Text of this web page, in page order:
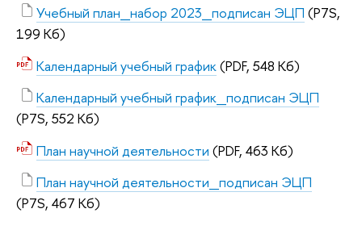
Учебный план_набор 2023_подписан ЭЦП (P7S,
199 Кб)
Календарный учебный график(PDF, 548 Кб)
Календарный учебный график_подписан ЭЦП
(P7S, 552 Кб)
План научной деятельности (PDF, 463 Кб)
План научной деятельности_подписан ЭЦП
(P7S, 467 Кб)